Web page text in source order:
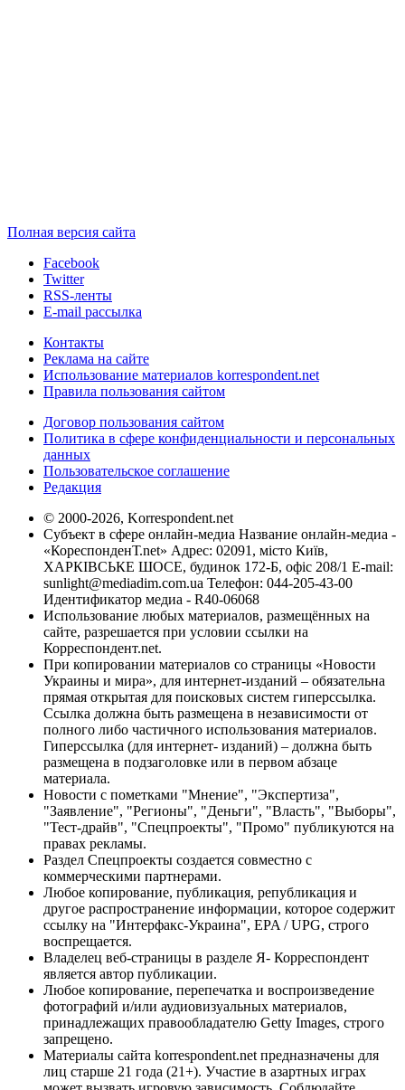
Полная версия сайта
Facebook
Twitter
RSS-ленты
E-mail рассылка
Контакты
Реклама на сайте
Использование материалов korrespondent.net
Правила пользования сайтом
Договор пользования сайтом
Политика в сфере конфиденциальности и персональных
данных
Пользовательское соглашение
Редакция
© 2000-2026, Korrespondent.net
Субъект в сфере онлайн-медиа Название онлайн-медиа -
«КореспонденТ.net» Адрес: 02091, місто Київ,
ХАРКІВСЬКЕ ШОСЕ, будинок 172-Б, офіс 208/1 E-mail:
sunlight@mediadim.com.ua Телефон: 044-205-43-00
Идентификатор медиа - R40-06068
Использование любых материалов, размещённых на
сайте, разрешается при условии ссылки на
Корреспондент.net.
При копировании материалов со страницы «Новости
Украины и мира», для интернет-изданий – обязательна
прямая открытая для поисковых систем гиперссылка.
Ссылка должна быть размещена в независимости от
полного либо частичного использования материалов.
Гиперссылка (для интернет- изданий) – должна быть
размещена в подзаголовке или в первом абзаце
материала.
Новости с пометками "Мнение", "Экспертиза",
"Заявление", "Регионы", "Деньги", "Власть", "Выборы",
"Тест-драйв", "Спецпроекты", "Промо" публикуются на
правах рекламы.
Раздел Спецпроекты создается совместно с
коммерческими партнерами.
Любое копирование, публикация, републикация и
другое распространение информации, которое содержит
ссылку на "Интерфакс-Украина", EPA / UPG, строго
воспрещается.
Владелец веб-страницы в разделе Я- Корреспондент
является автор публикации.
Любое копирование, перепечатка и воспроизведение
фотографий и/или аудиовизуальных материалов,
принадлежащих правообладателю Getty Images, строго
запрещено.
Материалы сайта korrespondent.net предназначены для
лиц старше 21 года (21+). Участие в азартных играх